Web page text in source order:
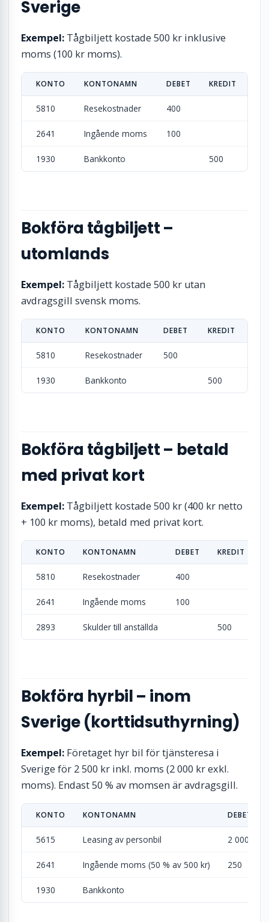
Sverige
Exempel: Tågbiljett kostade 500 kr inklusive
moms (100 kr moms).
KONTO KONTONAMN DEBET KREDIT
5810 Resekostnader 400
2641 Ingående moms 100
1930 Bankkonto 500
Bokföra tågbiljett –
utomlands
Exempel: Tågbiljett kostade 500 kr utan
avdragsgill svensk moms.
KONTO KONTONAMN DEBET KREDIT
5810 Resekostnader 500
1930 Bankkonto 500
Bokföra tågbiljett – betald
med privat kort
Exempel: Tågbiljett kostade 500 kr (400 kr netto
+ 100 kr moms), betald med privat kort.
KONTO KONTONAMN DEBET KREDIT
5810 Resekostnader 400
2641 Ingående moms 100
2893 Skulder till anställda 500
Bokföra hyrbil – inom
Sverige (korttidsuthyrning)
Exempel: Företaget hyr bil för tjänsteresa i
Sverige för 2 500 kr inkl. moms (2 000 kr exkl.
moms). Endast 50 % av momsen är avdragsgill.
KONTO KONTONAMN DEBET
5615 Leasing av personbil 2 000
2641 Ingående moms (50 % av 500 kr) 250
1930 Bankkonto